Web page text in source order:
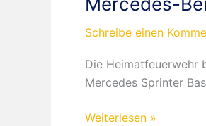
Schreibe einen
Die Heimatfeuerwehr
Mercedes Sprinter
Mercedes-
Weiterlesen »